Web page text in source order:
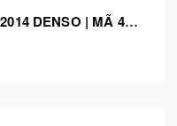
DÀN LẠNH TOYOTA PRADO 2014 DENSO | MÃ 447610-4890 – LÀM LẠNH NHANH – BỀN BỈ